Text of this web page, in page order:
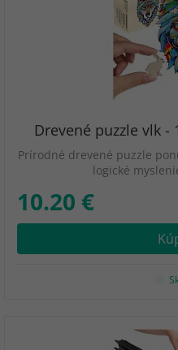
Drevené puzzle vlk -
Prírodné drevené puzzle
logické
10.20 €